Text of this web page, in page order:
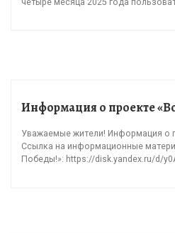
четыре месяца 2025 года
Информация о проекте
Уважаемые жители! Информация о
Ссылка на информационные
Победы!»: https://disk.yandex.ru/d/